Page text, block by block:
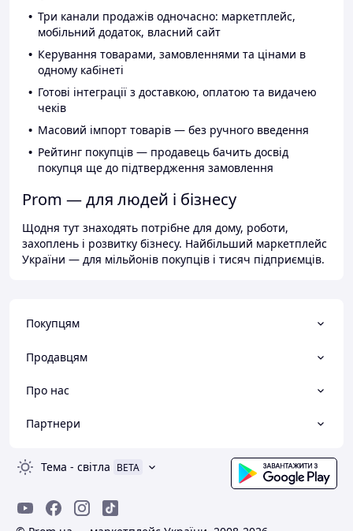
Три канали продажів одночасно: маркетплейс,
мобільний додаток, власний сайт
Керування товарами, замовленнями та цінами в
одному кабінеті
Готові інтеграції з доставкою, оплатою та видачею
чеків
Масовий імпорт товарів — без ручного введення
Рейтинг покупців — продавець бачить досвід
покупця ще до підтвердження замовлення
Prom — для людей і бізнесу
Щодня тут знаходять потрібне для дому, роботи,
захоплень і розвитку бізнесу. Найбільший маркетплейс
України — для мільйонів покупців і тисяч підприємців.
Покупцям
Продавцям
Про нас
Партнери
Тема - світла BETA